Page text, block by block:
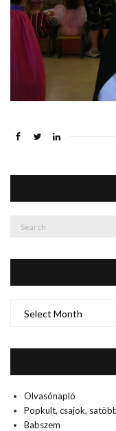
múlt
Olvasónapló
Popkult, csajok,
Babszem